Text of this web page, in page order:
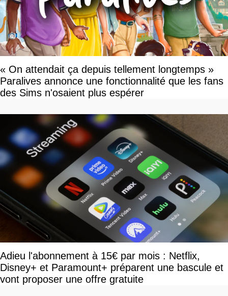
« On attendait ça depuis tellement longtemps »
Paralives annonce une fonctionnalité que les fans
des Sims n'osaient plus espérer
Adieu l'abonnement à 15€ par mois : Netflix,
Disney+ et Paramount+ préparent une bascule et
vont proposer une offre gratuite